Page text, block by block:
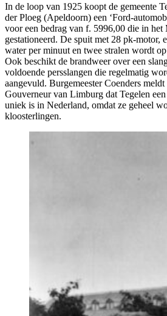
In de loop van 1925 koopt de gemeente
der Ploeg (Apeldoorn) een ‘Ford-
voor een bedrag van f. 5996,00 die in
gestationeerd. De spuit met 28 pk-motor,
water per minuut en twee stralen wordt
Ook beschikt de brandweer over een
voldoende persslangen die regelmatig
aangevuld. Burgemeester Coenders
Gouverneur van Limburg dat Tegelen
uniek is in Nederland, omdat ze geheel
kloosterlingen.